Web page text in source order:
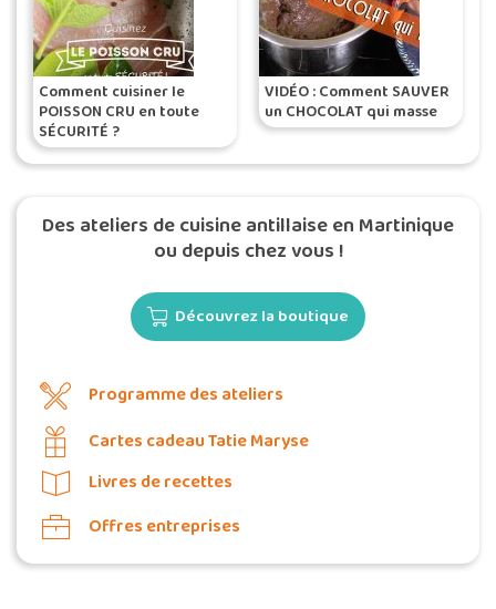
Comment cuisiner le
POISSON CRU en toute
SÉCURITÉ ?
VIDÉO : Comment SAUVER
un CHOCOLAT qui masse
Des ateliers de cuisine antillaise en Martinique
ou depuis chez vous !
Découvrez la boutique
Programme des ateliers
Cartes cadeau Tatie Maryse
Livres de recettes
Offres entreprises